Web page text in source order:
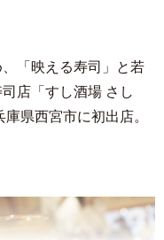
「映える寿司」と若
店「すし酒場 さし
県西宮市に初出店。